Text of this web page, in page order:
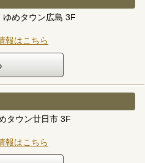
めタウン広島 3F
報はこちら
タウン廿日市 3F
報はこちら